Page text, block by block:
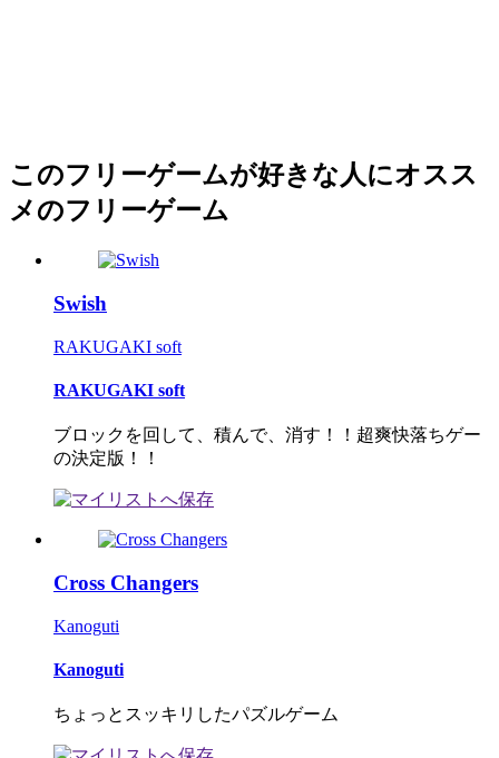
このフリーゲームが好きな人にオスス
メのフリーゲーム
Swish
RAKUGAKI soft
RAKUGAKI soft
ブロックを回して、積んで、消す！！超爽快落ちゲー
の決定版！！
Cross Changers
Kanoguti
Kanoguti
ちょっとスッキリしたパズルゲーム